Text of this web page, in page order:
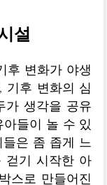
설
후 변화가 야생
기후 변화의 심
가 생각을 공유
아들이 놀 수 있
은 좀 좁게 느
걷기 시작한 아
스로 만들어진